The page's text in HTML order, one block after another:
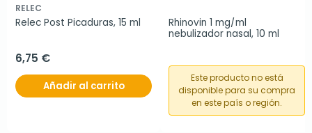
RELEC
Relec Post Picaduras, 15 ml
6,75 €
Añadir al carrito
Rhinovin 1 mg/ml
nebulizador nasal, 10 ml
Este producto no está
disponible para su compra
en este país o región.